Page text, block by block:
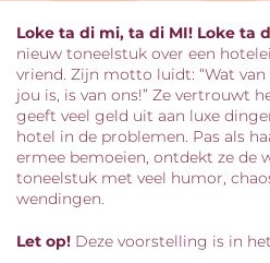
Loke ta di mi, ta di MI! Loke ta
nieuw toneelstuk over een
vriend. Zijn motto luidt: “Wat
jou is, is van ons!” Ze vertrouwt
geeft veel geld uit aan luxe
hotel in de problemen. Pas als
ermee bemoeien, ontdekt ze de
toneelstuk met veel humor,
wendingen.
Let op! Deze voorstelling is in